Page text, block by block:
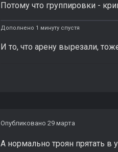
Потому что группировки -
Дополнено 1 минуту спустя
И то, что арену вырезали,
Опубликовано 29 марта
А нормально троян прятать в